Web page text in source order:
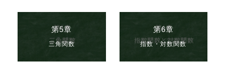
第5章
三角関数
第6章
指数・対数関数